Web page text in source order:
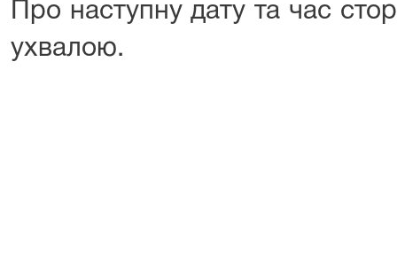
Про наступну дату та час
ухвалою.